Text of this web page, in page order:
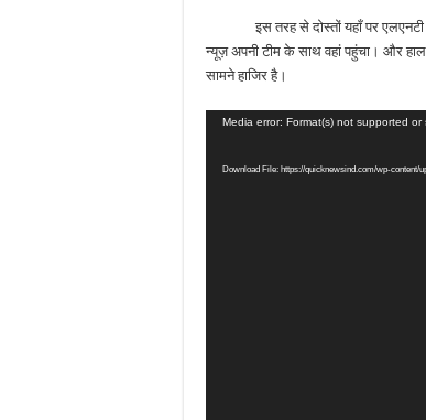
इस तरह से दोस्तों यहाँ पर एलएनटी का
न्यूज़ अपनी टीम के साथ वहां पहुंचा। और
सामने हाजिर है।
Video
Media error: Format(s) not supported or
Download File: https://quicknewsind.com/wp-content/